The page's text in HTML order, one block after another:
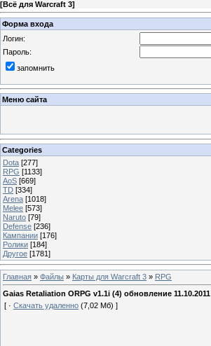
[Всё для Warcraft 3]
Форма входа
Логин:
Пароль:
запомнить
Меню сайта
Categories
Dota [277]
RPG [1133]
AoS [669]
TD [334]
Arena [1018]
Melee [573]
Naruto [79]
Defense [236]
Кампании [176]
Ролики [184]
Другое [1781]
Главная » Файлы » Карты для Warcraft 3 » RPG
Gaias Retaliation ORPG v1.1i (4) обновление 11.10.2011
[ · Скачать удаленно (7,02 Мб) ]